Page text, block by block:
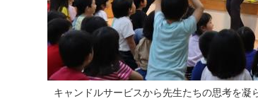
キャンドルサービスから先生たちの思考を凝